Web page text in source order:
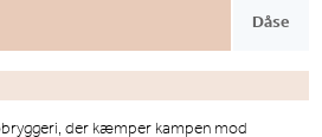
Dåse
der kæmper kampen mod